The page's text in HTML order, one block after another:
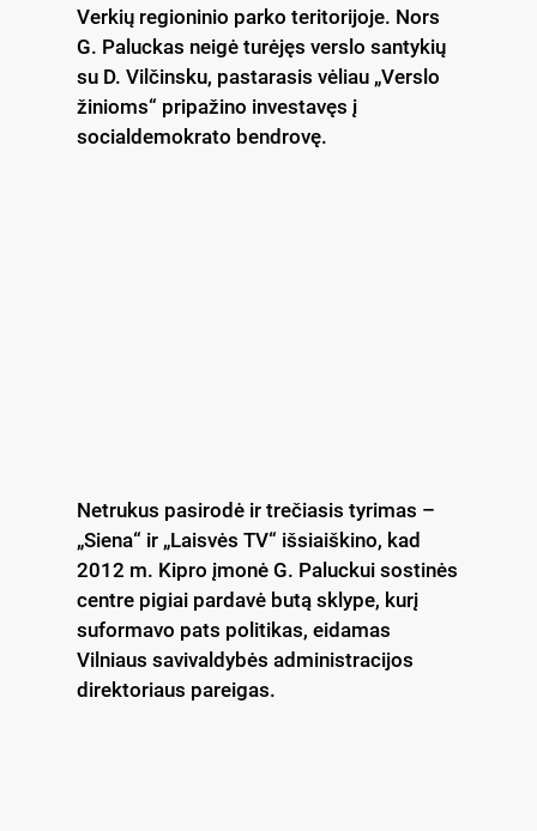
Verkių regioninio parko teritorijoje. Nors
G. Paluckas neigė turėjęs verslo santykių
su D. Vilčinsku, pastarasis vėliau „Verslo
žinioms“ pripažino investavęs į
socialdemokrato bendrovę.
Netrukus pasirodė ir trečiasis tyrimas –
„Siena“ ir „Laisvės TV“ išsiaiškino, kad
2012 m. Kipro įmonė G. Paluckui sostinės
centre pigiai pardavė butą sklype, kurį
suformavo pats politikas, eidamas
Vilniaus savivaldybės administracijos
direktoriaus pareigas.